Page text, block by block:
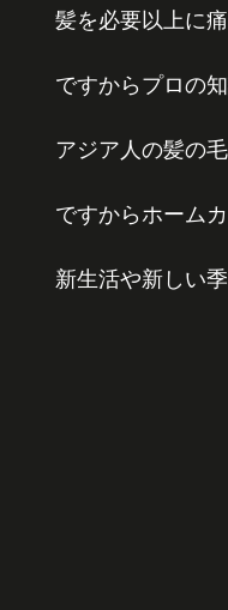
髪を必要以上に
ですからプロの
アジア人の髪の
ですからホーム
新生活や新しい